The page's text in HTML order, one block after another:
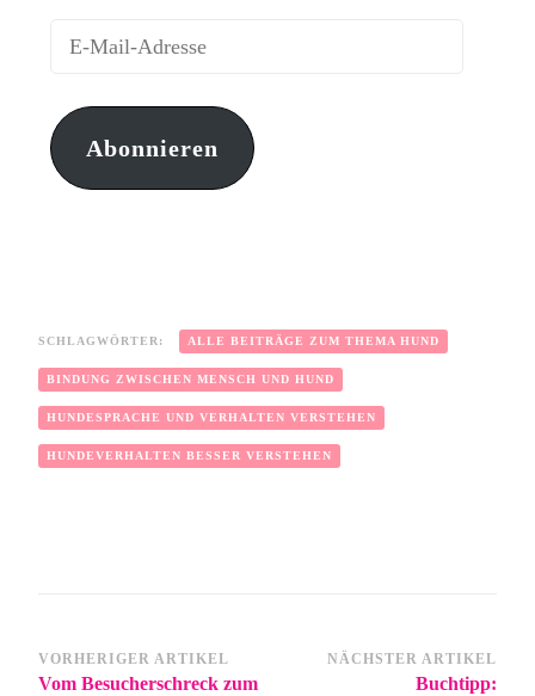
Abonnieren
SCHLAGWÖRTER: ALLE BEITRÄGE ZUM THEMA HUND
BINDUNG ZWISCHEN MENSCH UND HUND
HUNDESPRACHE UND VERHALTEN VERSTEHEN
HUNDEVERHALTEN BESSER VERSTEHEN
VORHERIGER ARTIKEL
Vom Besucherschreck zum
NÄCHSTER ARTIKEL
Buchtipp: